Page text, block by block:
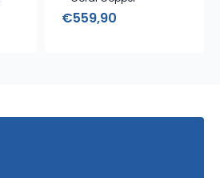
Armazenamento
€559,90